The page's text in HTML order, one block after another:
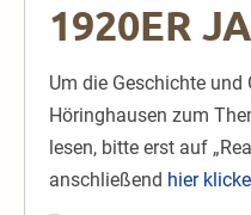
1920ER
Um die Geschichte und
Höringhausen zum
lesen, bitte erst auf
anschließend hier